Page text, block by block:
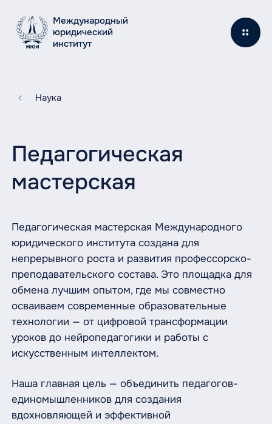
Международный
юридический
институт
Наука
Педагогическая
мастерская
Педагогическая мастерская Международного
юридического института создана для
непрерывного роста и развития профессорско-
преподавательского состава. Это площадка для
обмена лучшим опытом, где мы совместно
осваиваем современные образовательные
технологии — от цифровой трансформации
уроков до нейропедагогики и работы с
искусственным интеллектом.
Наша главная цель — объединить педагогов-
единомышленников для создания
вдохновляющей и эффективной